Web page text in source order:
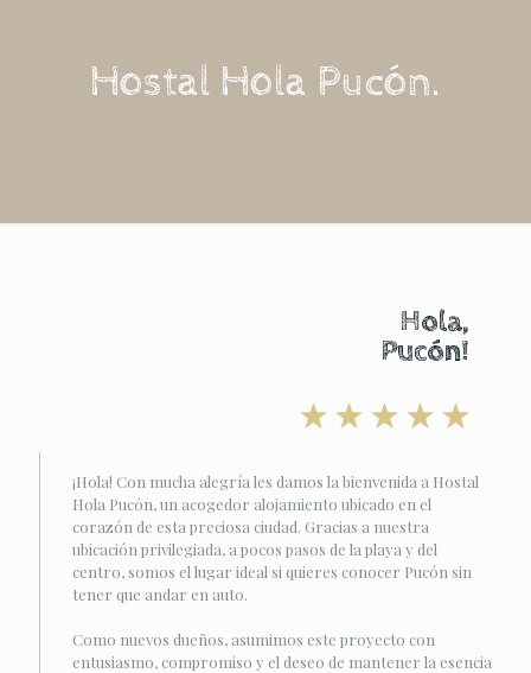
Hostal Hola Pucón.
Hola,
Pucón!
¡Hola! Con mucha alegría les damos la bienvenida a Hostal
Hola Pucón, un acogedor alojamiento ubicado en el
corazón de esta preciosa ciudad. Gracias a nuestra
ubicación privilegiada, a pocos pasos de la playa y del
centro, somos el lugar ideal si quieres conocer Pucón sin
tener que andar en auto.
Como nuevos dueños, asumimos este proyecto con
entusiasmo, compromiso y el deseo de mantener la esencia